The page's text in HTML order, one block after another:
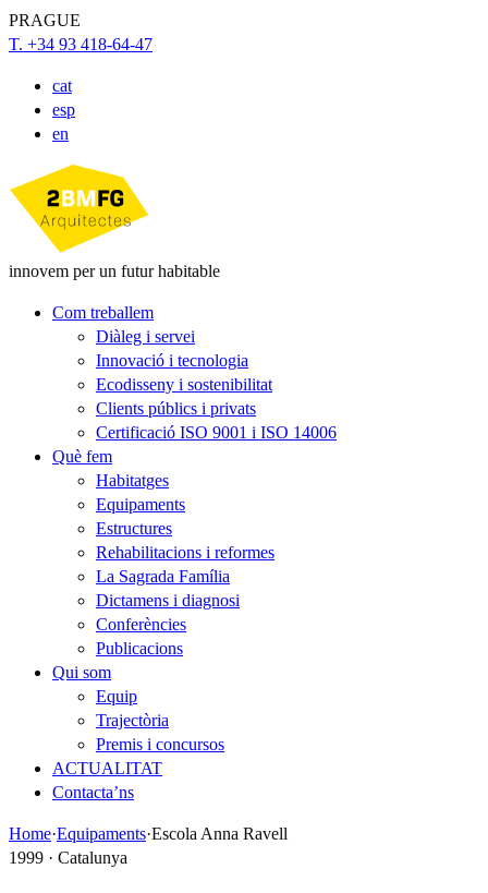
PRAGUE
T. +34 93 418-64-47
cat
esp
en
innovem per un futur habitable
Com treballem
Diàleg i servei
Innovació i tecnologia
Ecodisseny i sostenibilitat
Clients públics i privats
Certificació ISO 9001 i ISO 14006
Què fem
Habitatges
Equipaments
Estructures
Rehabilitacions i reformes
La Sagrada Família
Dictamens i diagnosi
Conferències
Publicacions
Qui som
Equip
Trajectòria
Premis i concursos
ACTUALITAT
Contacta’ns
Home·Equipaments·Escola Anna Ravell
1999 · Catalunya